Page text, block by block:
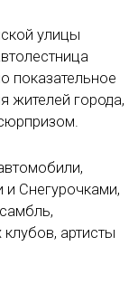
улицы
показательное
жителей города,
Снегурочками,
артисты